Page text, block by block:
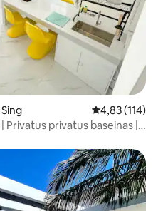
Vidutinis
4,83 (114)
privatus baseinas |